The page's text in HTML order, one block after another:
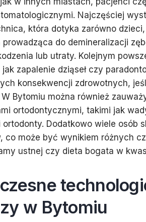
Najczęściej
która dotyka zarówno
do demineralizacji
lub utraty. Kolejnym
zapalenie dziąseł czy
konsekwencji zdrowotnych,
Bytomiu można również
ortodontycznymi, takimi jak
Dodatkowo wiele osób
co może być wynikiem różnych
ustnej czy dieta bogata w
w Bytomiu